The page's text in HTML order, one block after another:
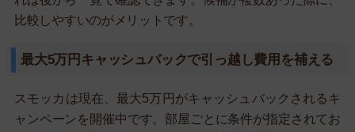
比較しやすいのがメリットです。
最大5万円キャッシュバックで引っ越し費用を補える
スモッカは現在、最大5万円がキャッシュバックされるキ
ャンペーンを開催中です。部屋ごとに条件が指定されてお